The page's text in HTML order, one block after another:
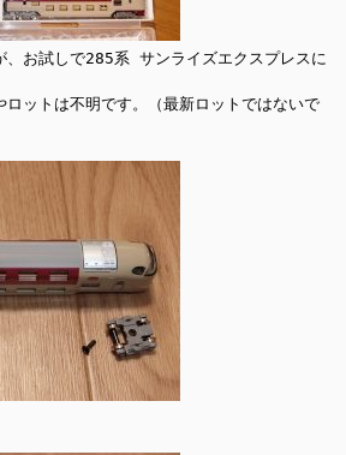
、お試しで285系 サンライズエクスプレスに
ロットは不明です。（最新ロットではないで